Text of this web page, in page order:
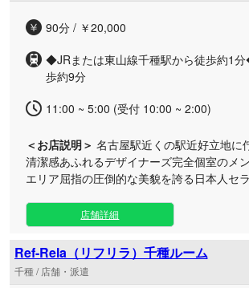
90分 / ￥20,000
◆JRまたは東山線千種駅から徒歩約1
歩約9分
11:00 ~ 5:00 (受付 10:00 ~ 2:00)
＜お店説明＞ 名古屋駅近くの駅近好立地に
清潔感あふれるデザイナーズ完全個室のメン
エリア屈指の圧倒的な美貌を誇る日本人セ
と心からの優しい笑顔で、日々の仕事で蓄
をじんわりと解きほぐし、芯から満たされる
をお届けいたします。自分へのご褒美や休
ッシュに、日常の喧騒を忘れられる贅沢なプ
ムを過ごしてみませんか。 リアルタイムの出勤情報から、ぜ
店舗詳細
Ref-Rela（リフリラ）千種ルーム
千種 / 店舗・派遣